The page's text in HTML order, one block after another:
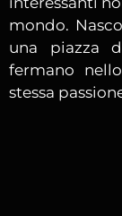
mondo.
una piazza
fermano
stessa